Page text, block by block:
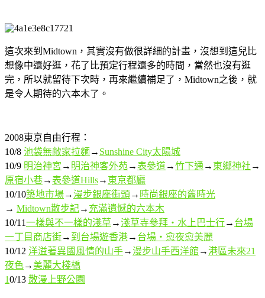
這次來到Midtown，其實沒有做很詳細的計畫，沒想到這兒比
想像中還好逛，花了比預定行程還多的時間，當然也沒有逛
完，所以就留待下次時，再來繼續補足了，Midtown之後，就
是令人期待的六本木了。
2008東京自由行程：
10/8 池袋無敵家拉麵 → Sunshine City太陽城
10/9 明治神宮 → 明治神客外苑 →表參道→竹下通 → 東鄉神社 →
原宿小巷→表參道Hills→ 東京都廳
10/10築地市場→漫步銀座街頭 → 時尚銀座的舊時光
→ Midtown散步記→ 充滿遺憾的六本木
10/11一樣與不一樣的淺草→淺草寺參拜‧水上巴士行→ 台場
一丁目商店街→ 到台場遊香港→ 台場‧愈夜愈美麗
10/12 洋溢著異國風情的山手→漫步山手西洋館→港區未來21
夜色→美麗大棧橋
10/13 散漫上野公園